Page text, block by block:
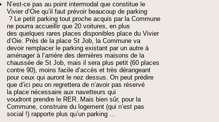
N’est-ce pas au point intermodal que constitue le
Vivier d’Oie qu’il faut prévoir beaucoup de parking
? Le petit parking tout proche acquis par la Commune
ne pourra accueillir que 20 voitures, en plus
des quelques rares places disponibles place du Vivier
d’Oie. Près de la place St Job, la Commune va
devoir remplacer le parking existant par un autre à
aménager à l’arrière des dernières maisons de la
chaussée de St Job, mais il sera plus petit (60 places
contre 90), moins facile d’accès et très dérangeant
pour ceux qui auront le nez dessus. On peut prédire
que d’ici peu on regrettera de n’avoir pas réservé
la place nécessaire aux navetteurs qui
voudront prendre le RER. Mais bien sûr, pour la
Commune, construire du logement (qui n’est pas
social !) rapporte plus qu’un parking …